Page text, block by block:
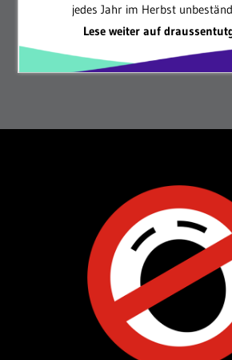
jedes Jahr im Herbst
Lese weiter auf